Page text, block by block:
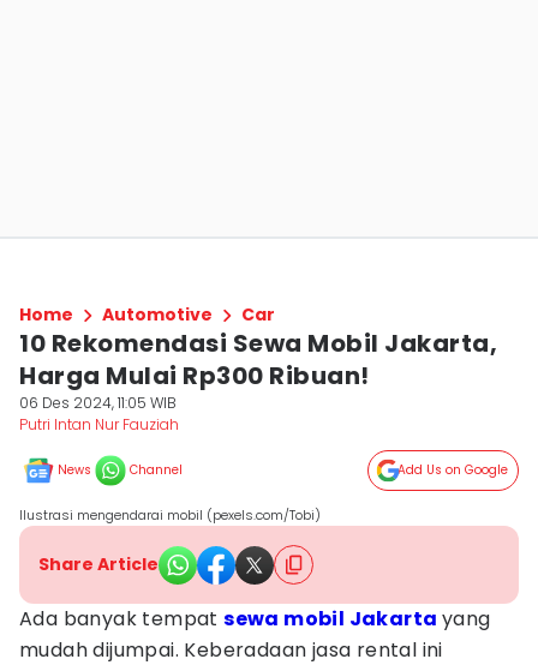
Home Automotive Car
10 Rekomendasi Sewa Mobil Jakarta,
Harga Mulai Rp300 Ribuan!
06 Des 2024, 11:05 WIB
Putri Intan Nur Fauziah
News Channel Add Us on Google
Ilustrasi mengendarai mobil (pexels.com/Tobi)
Share Article
Ada banyak tempatsewa mobil Jakarta yang
mudah dijumpai. Keberadaan jasa rental ini